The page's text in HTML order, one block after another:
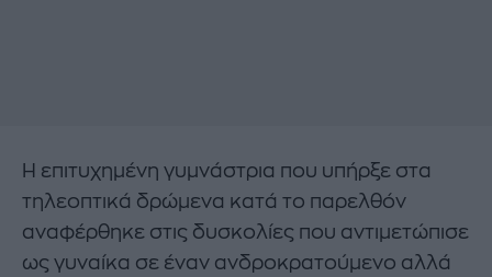
Η επιτυχημένη γυμνάστρια που υπήρξε στα
τηλεοπτικά δρώμενα κατά το παρελθόν
αναφέρθηκε στις δυσκολίες που αντιμετώπισε
ως γυναίκα σε έναν ανδροκρατούμενο αλλά